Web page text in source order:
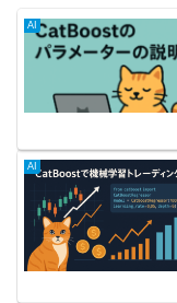
AI
AI